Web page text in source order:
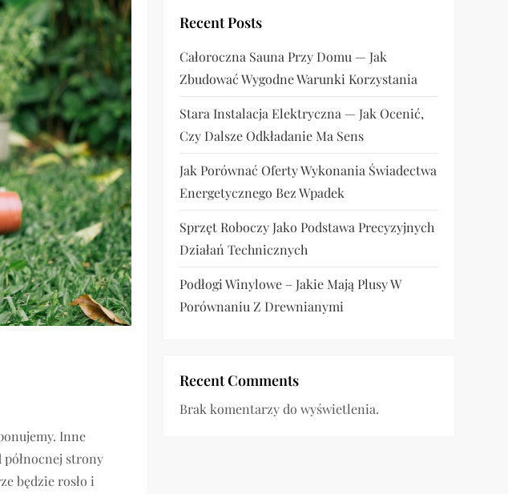
Inne
północnej strony
będzie rosło i
Recent Posts
Całoroczna Sauna Przy Domu — Jak
Zbudować Wygodne Warunki Korzystania
Stara Instalacja Elektryczna — Jak Ocenić,
Czy Dalsze Odkładanie Ma Sens
Jak Porównać Oferty Wykonania Świadectwa
Energetycznego Bez Wpadek
Sprzęt Roboczy Jako Podstawa Precyzyjnych
Działań Technicznych
Podłogi Winylowe – Jakie Mają Plusy W
Porównaniu Z Drewnianymi
Recent Comments
Brak komentarzy do wyświetlenia.